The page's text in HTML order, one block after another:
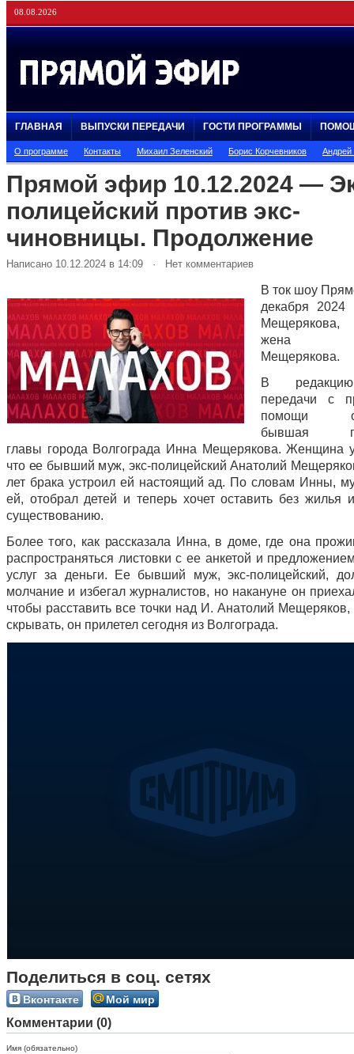
08.08.2026
ГЛАВНАЯ ВЫПУСКИ ПЕРЕДАЧИ ГОСТИ ПРОГРАММЫ
О программе Контакты Михаил Зеленский Борис Корчевников
Прямой эфир 10.12.2024 —
полицейский против экс-
чиновницы. Продолжение
Написано 10.12.2024 в 14:09 · Нет комментариев
В ток шоу
декабря 2024
жена
Мещерякова.
В
передачи с
помощи
бывшая
главы города Волгограда Инна Мещерякова. Женщина
что ее бывший муж, экс-полицейский Анатолий
лет брака устроил ей настоящий ад. По словам Инны,
ей, отобрал детей и теперь хочет оставить без жилья
существованию.
Более того, как рассказала Инна, в доме, где она
распространяться листовки с ее анкетой и
услуг за деньги. Ее бывший муж, экс-полицейский,
молчание и избегал журналистов, но накануне он
чтобы расставить все точки над И. Анатолий Мещеряков,
скрывать, он прилетел сегодня из Волгограда.
Поделиться в соц. сетях
Вконтакте Мой мир
Комментарии (0)
Имя (обязательно)